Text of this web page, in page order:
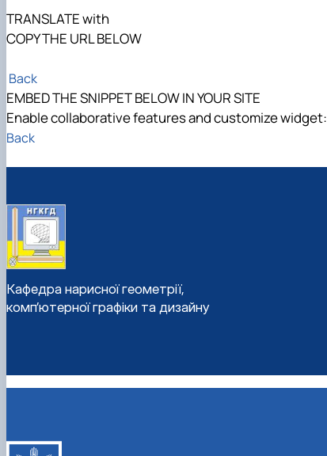
TRANSLATE with
COPY THE URL BELOW
Back
EMBED THE SNIPPET BELOW IN YOUR SITE
Enable collaborative features and customize widget:
Back
Кафедра нарисної геометрії,
комп’ютерної графіки та дизайну